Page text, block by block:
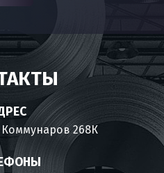
Коммунаров 268К